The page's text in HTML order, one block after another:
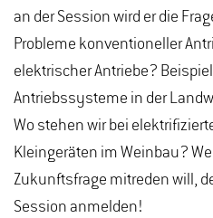
an der Session wird er die
Probleme konventioneller
elektrischer Antriebe?
Antriebssysteme in der
Wo stehen wir bei
Kleingeräten im Weinbau?
Zukunftsfrage mitreden will,
Session anmelden!